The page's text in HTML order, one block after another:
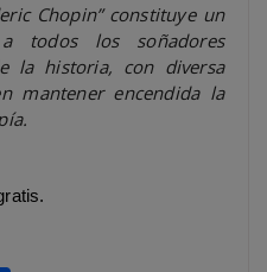
Chopin” constituye un
a todos los soñadores
la historia, con diversa
mantener encendida la